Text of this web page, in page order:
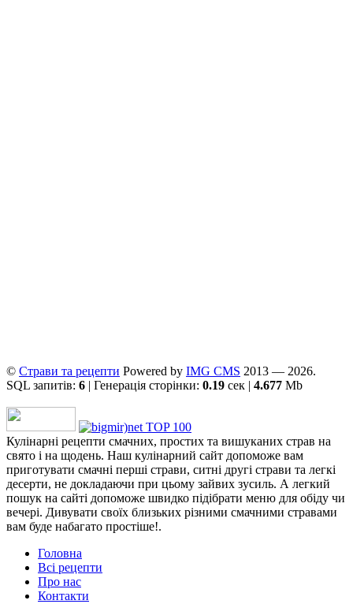
© Страви та рецепти Powered by ІMG CMS 2013 — 2026.
SQL запитів: 6 | Генерація сторінки: 0.19 сек | 4.677 Mb
Кулінарні рецепти смачних, простих та вишуканих страв на
свято і на щодень. Наш кулінарний сайт допоможе вам
приготувати смачні перші страви, ситні другі страви та легкі
десерти, не докладаючи при цьому зайвих зусиль. А легкий
пошук на сайті допоможе швидко підібрати меню для обіду чи
вечері. Дивувати своїх близьких різними смачними стравами
вам буде набагато простіше!.
Головна
Всі рецепти
Про нас
Контакти